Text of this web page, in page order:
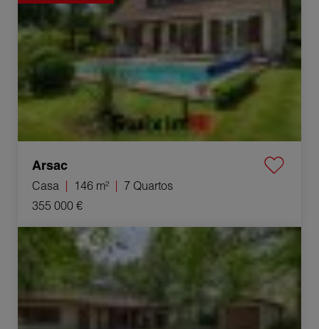
Arsac
Casa 146 m²
7 Quartos
355 000 €
Venda Casa Le Pian-Médoc 4 Quartos 95 m²